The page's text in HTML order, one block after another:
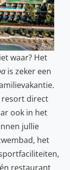
waar? Het
is zeker een
resort direct
ook in het
jullie
het
restaurant